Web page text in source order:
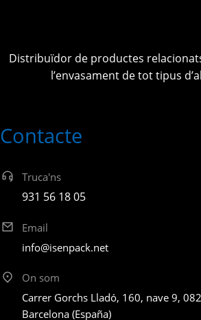
Distribuïdor de productes
l’envasament de tot tipus
Contacte
Truca'ns
931 56 18 05
Email
info@isenpack.net
On som
Carrer Gorchs Lladó, 160, nave 9,
Barcelona (España)